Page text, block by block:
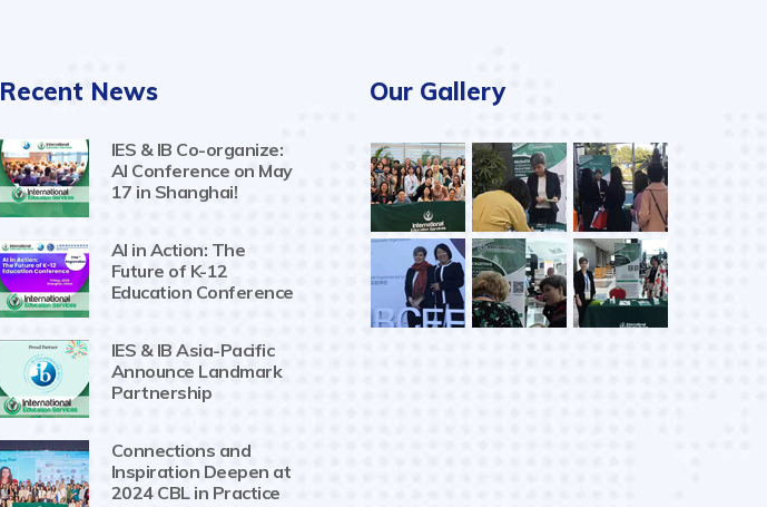
Recent News
IES & IB Co-organize:
AI Conference on May
17 in Shanghai!
AI in Action: The
Future of K-12
Education Conference
IES & IB Asia-Pacific
Announce Landmark
Partnership
Connections and
Inspiration Deepen at
2024 CBL in Practice
Our Gallery